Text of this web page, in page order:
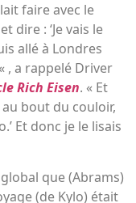
faire avec le
dire : ‘Je vais le
allé à Londres
, a rappelé Driver
Rich Eisen. « Et
au bout du couloir,
Et donc je le lisais
que (Abrams)
(de Kylo) était